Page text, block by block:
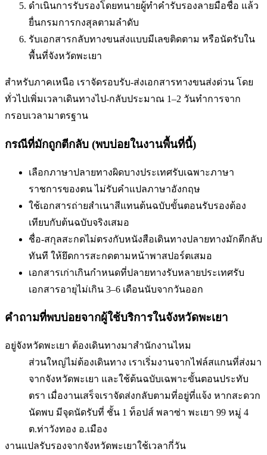
ดำเนินการรับรองโดยทนายผู้ทำคำรับรองลายมือชื่อ แล้ว
ยื่นกรมการกงสุลตามลำดับ
รับเอกสารกลับทางขนส่งแบบมีเลขติดตาม หรือนัดรับใน
พื้นที่จังหวัดพะเยา
สำหรับภาคเหนือ เราจัดรอบรับ-ส่งเอกสารทางขนส่งด่วน โดย
ทั่วไปเพิ่มเวลาเดินทางไป-กลับประมาณ 1–2 วันทำการจาก
กรอบเวลามาตรฐาน
กรณีที่มักถูกตีกลับ (พบบ่อยในงานพื้นที่นี้)
เลือกภาษาปลายทางผิดบางประเทศรับเฉพาะภาษา
ราชการของตน ไม่รับคำแปลภาษาอังกฤษ
ใช้เอกสารถ่ายสำเนาสีแทนต้นฉบับขั้นตอนรับรองต้อง
เทียบกับต้นฉบับจริงเสมอ
ชื่อ-สกุลสะกดไม่ตรงกับหนังสือเดินทางปลายทางมักตีกลับ
ทันที ให้ยึดการสะกดตามหน้าพาสปอร์ตเสมอ
เอกสารเก่าเกินกำหนดที่ปลายทางรับหลายประเทศรับ
เอกสารอายุไม่เกิน 3–6 เดือนนับจากวันออก
คำถามที่พบบ่อยจากผู้ใช้บริการในจังหวัดพะเยา
อยู่จังหวัดพะเยา ต้องเดินทางมาสำนักงานไหม
ส่วนใหญ่ไม่ต้องเดินทาง เราเริ่มงานจากไฟล์สแกนที่ส่งมา
จากจังหวัดพะเยา และใช้ต้นฉบับเฉพาะขั้นตอนประทับ
ตรา เมื่องานเสร็จเราจัดส่งกลับตามที่อยู่ที่แจ้ง หากสะดวก
นัดพบ มีจุดนัดรับที่ ชั้น 1 ท็อปส์ พลาซ่า พะเยา 99 หมู่ 4
ต.ท่าวังทอง อ.เมือง
งานแปลรับรองจากจังหวัดพะเยาใช้เวลากี่วัน